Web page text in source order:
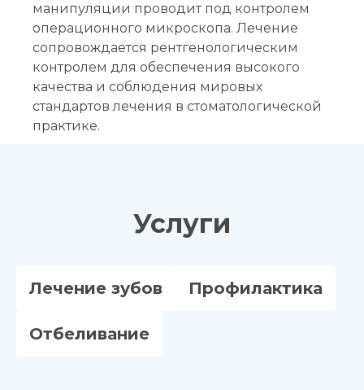
Выберите
врача:
Дата и
время
приёма:
Если Вам нужна
политику
манипуляции проводит под контролем
операционного микроскопа. Лечение
сопровождается рентгенологическим
контролем для обеспечения высокого
качества и соблюдения мировых
стандартов лечения в стоматологической
практике.
Услуги
Лечение зубов Профилактика
Отбеливание